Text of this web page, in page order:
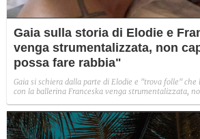
Gaia sulla storia di Elodie e
venga strumentalizzata, non
possa fare rabbia"
Gaia si schiera dalla parte di Elodie e "trova folle"
con la ballerina Franceska venga strumentalizzata,